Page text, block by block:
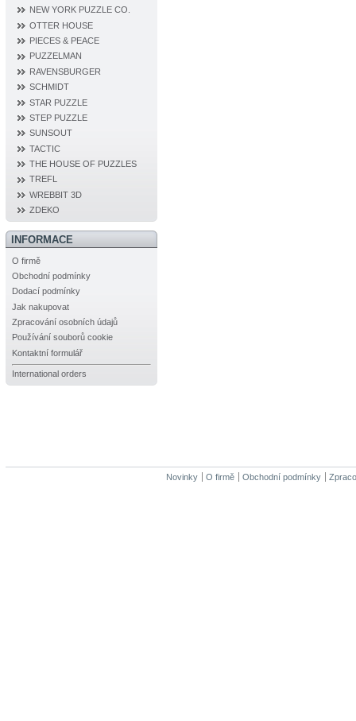
NEW YORK PUZZLE CO.
OTTER HOUSE
PIECES & PEACE
PUZZELMAN
RAVENSBURGER
SCHMIDT
STAR PUZZLE
STEP PUZZLE
SUNSOUT
TACTIC
THE HOUSE OF PUZZLES
TREFL
WREBBIT 3D
ZDEKO
INFORMACE
O firmě
Obchodní podmínky
Dodací podmínky
Jak nakupovat
Zpracování osobních údajů
Používání souborů cookie
Kontaktní formulář
International orders
Novinky O firmě Obchodní podmínky